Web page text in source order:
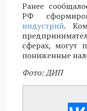
Ранее
РФ
индустрий.
сферах, могут
пониженные
Фото: ДИП